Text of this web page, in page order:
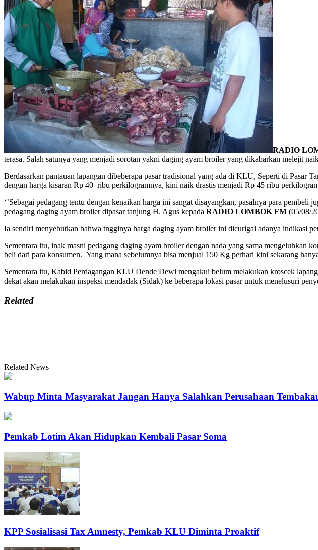
RADIO
terasa. Salah satunya yang menjadi sorotan yakni daging ayam broiler yang dikabarkan melejit
Berdasarkan pantauan lapangan dibeberapa pasar tradisional yang ada di KLU, Seperti di Pasar
dengan harga kisaran Rp 40 ribu perkilogramnya, kini naik drastis menjadi Rp 45 ribu
‘’Sebagai pedagang tentu dengan kenaikan harga ini sangat disayangkan, pasalnya para
pedagang daging ayam broiler dipasar tanjung H. Agus kepada RADIO LOMBOK FM (05/08/
Ia sendiri menyebutkan bahwa tngginya harga daging ayam broiler ini dicurigai adanya indikasi
Sementara itu, inak masni pedagang daging ayam broiler dengan nada yang sama
beli dari para konsumen. Yang mana sebelumnya bisa menjual 150 Kg perhari kini sekarang
Sementara itu, Kabid Perdagangan KLU Dende Dewi mengakui belum melakukan kroscek
dekat akan melakukan inspeksi mendadak (Sidak) ke beberapa lokasi pasar untuk menelusuri
Related
Related News
Wabup Minta Masyarakat Jangan Hanya Salahkan Perusahaan
Pemkab Lotim Akan Hidupkan Kembali Pasar Soma
KPP Sosialisasi Tax Amnesty, Pemkab KLU Diminta Proaktif